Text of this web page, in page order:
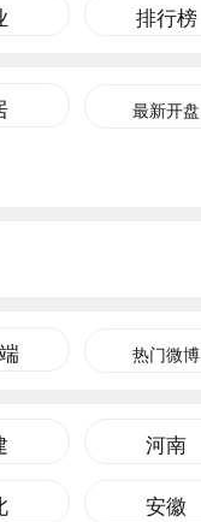
排行榜
最新开盘
热门微博
河南
安徽